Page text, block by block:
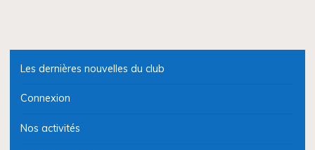
Les dernières nouvelles du club
Connexion
Nos activités